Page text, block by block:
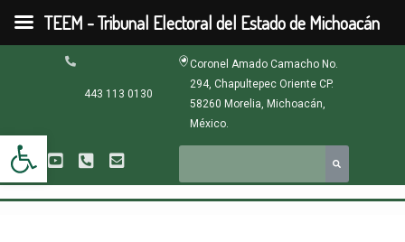
Abrir barra de herramientas
contenido
443 113 0130
Coronel Amado Camacho No.
294, Chapultepec Oriente CP.
58260 Morelia, Michoacán,
México.
Paginación
TEEM - Tribunal Electoral del Estado de Michoacán